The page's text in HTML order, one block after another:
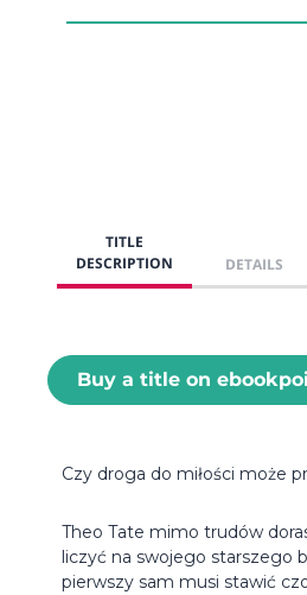
TITLE
DESCRIPTION
DETAILS
Buy a title on
Czy droga do miłości może
Theo Tate mimo trudów
liczyć na swojego starszego
pierwszy sam musi stawić